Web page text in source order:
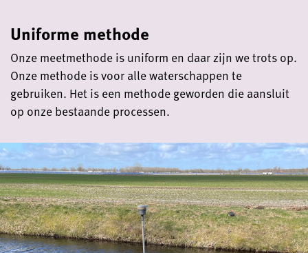
Uniforme methode
Onze meetmethode is uniform en daar zijn we trots op.
Onze methode is voor alle waterschappen te
gebruiken. Het is een methode geworden die aansluit
op onze bestaande processen.